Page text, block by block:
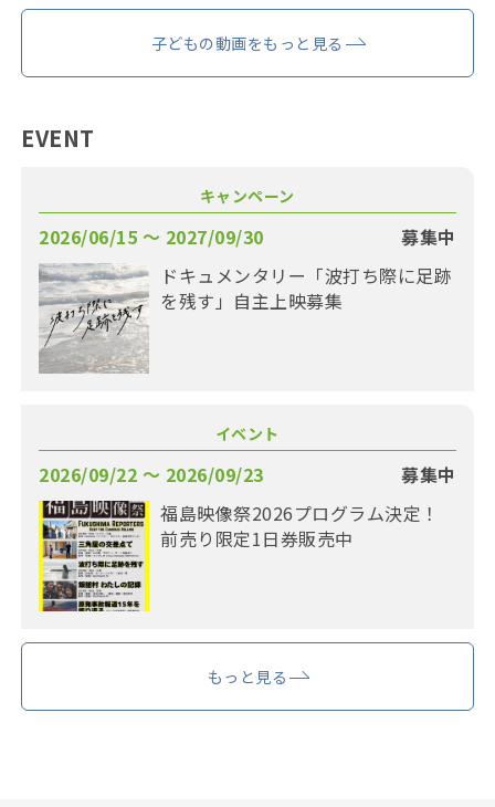
子どもの動画をもっと見る
EVENT
キャンペーン
2026/06/15 〜 2027/09/30
募集中
ドキュメンタリー「波打ち際に足跡
を残す」自主上映募集
イベント
2026/09/22 〜 2026/09/23
募集中
福島映像祭2026プログラム決定！
前売り限定1日券販売中
もっと見る